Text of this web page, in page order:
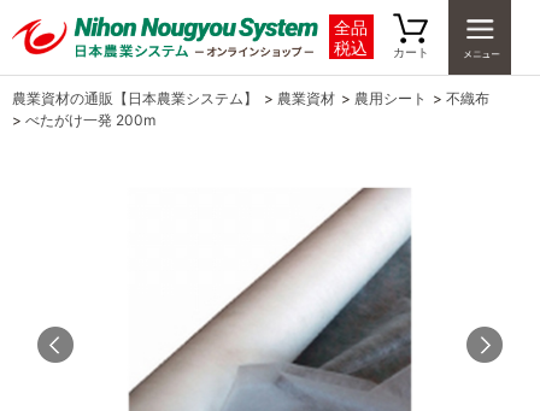
全品
税込
カート
農業資材の通販【日本農業システム】 > 農業資材 > 農用シート > 不織布
> べたがけ一発 200m